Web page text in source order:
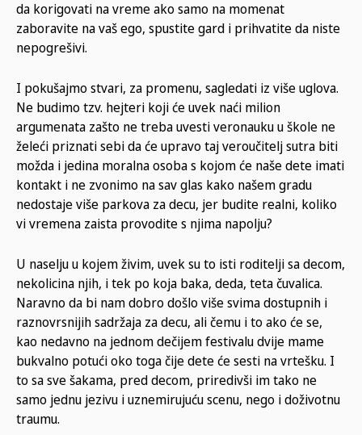
da korigovati na vreme ako samo na momenat
zaboravite na vaš ego, spustite gard i prihvatite da niste
nepogrešivi.
I pokušajmo stvari, za promenu, sagledati iz više uglova.
Ne budimo tzv. hejteri koji će uvek naći milion
argumenata zašto ne treba uvesti veronauku u škole ne
želeći priznati sebi da će upravo taj veroučitelj sutra biti
možda i jedina moralna osoba s kojom će naše dete imati
kontakt i ne zvonimo na sav glas kako našem gradu
nedostaje više parkova za decu, jer budite realni, koliko
vi vremena zaista provodite s njima napolju?
U naselju u kojem živim, uvek su to isti roditelji sa decom,
nekolicina njih, i tek po koja baka, deda, teta čuvalica.
Naravno da bi nam dobro došlo više svima dostupnih i
raznovrsnijih sadržaja za decu, ali čemu i to ako će se,
kao nedavno na jednom dečijem festivalu dvije mame
bukvalno potući oko toga čije dete će sesti na vrtešku. I
to sa sve šakama, pred decom, priredivši im tako ne
samo jednu jezivu i uznemirujuću scenu, nego i doživotnu
traumu.